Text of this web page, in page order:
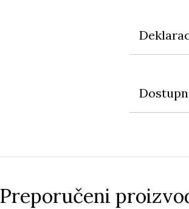
Preporučeni